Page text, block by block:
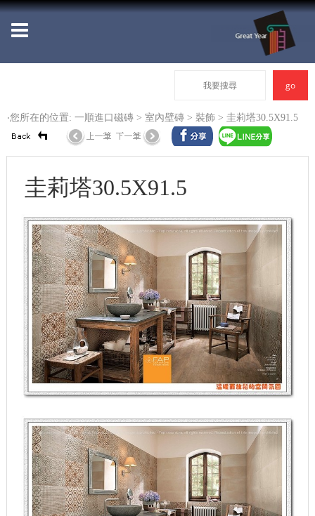
‧您所在的位置: 一順進口磁磚 > 室內壁磚 > 裝飾 > 圭莉塔30.5X91.5
圭莉塔30.5X91.5